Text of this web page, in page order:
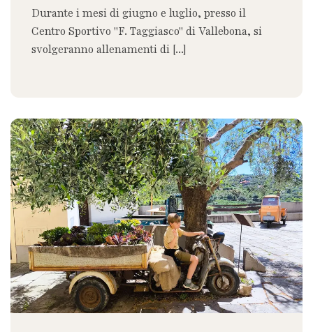
Durante i mesi di giugno e luglio, presso il
Centro Sportivo "F. Taggiasco" di Vallebona, si
svolgeranno allenamenti di [...]